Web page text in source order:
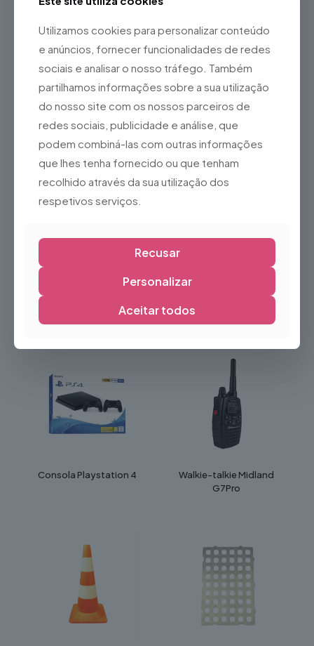
Ideal para:
Patinagem no gelo
Utilização recreativa
Pistas de gelo
Escolas de patinagem
Aluguer de equipamento
Atividades de inverno
Por se tratar de um produto usado, poderá apresentar sinais
desempenho. Recomenda-se verificar o ajuste e o estado
das lâminas antes da utilização.
Produtos Relacionados
Consola Playstation 4
Walkie-talkie Midland
G7Pro
Utilizamos cookies para personalizar conteúdo
e anúncios, fornecer funcionalidades de redes
sociais e analisar o nosso tráfego. Também
partilhamos informações sobre a sua utilização
do nosso site com os nossos parceiros de
redes sociais, publicidade e análise, que
podem combiná-las com outras informações
que lhes tenha fornecido ou que tenham
recolhido através da sua utilização dos
respetivos serviços.
Recusar
Personalizar
Aceitar todos